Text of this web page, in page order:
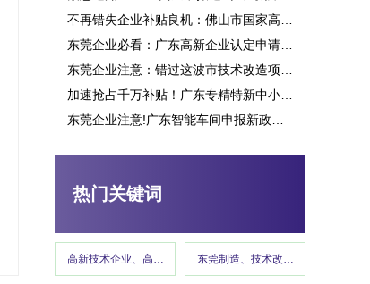
热门关键词
高新技术企业、高企认定、高企申报东莞制造、技术改造、东莞工信、